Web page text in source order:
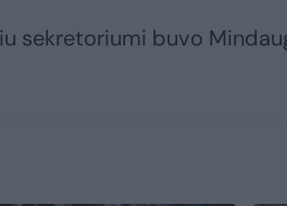
sekretoriumi buvo